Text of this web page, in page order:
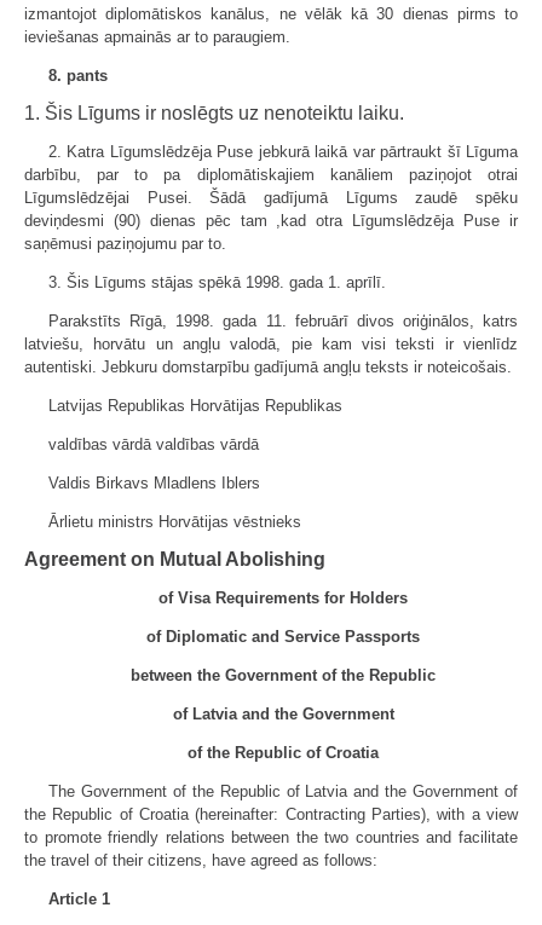
izmantojot diplomātiskos kanālus, ne vēlāk kā 30 dienas pirms to
ieviešanas apmainās ar to paraugiem.
8. pants
1. Šis Līgums ir noslēgts uz nenoteiktu laiku.
2. Katra Līgumslēdzēja Puse jebkurā laikā var pārtraukt šī Līguma
darbību, par to pa diplomātiskajiem kanāliem paziņojot otrai
Līgumslēdzējai Pusei. Šādā gadījumā Līgums zaudē spēku
deviņdesmi (90) dienas pēc tam ,kad otra Līgumslēdzēja Puse ir
saņēmusi paziņojumu par to.
3. Šis Līgums stājas spēkā 1998. gada 1. aprīlī.
Parakstīts Rīgā, 1998. gada 11. februārī divos oriģinālos, katrs
latviešu, horvātu un angļu valodā, pie kam visi teksti ir vienlīdz
autentiski. Jebkuru domstarpību gadījumā angļu teksts ir noteicošais.
Latvijas Republikas Horvātijas Republikas
valdības vārdā valdības vārdā
Valdis Birkavs Mladlens Iblers
Ārlietu ministrs Horvātijas vēstnieks
Agreement on Mutual Abolishing
of Visa Requirements for Holders
of Diplomatic and Service Passports
between the Government of the Republic
of Latvia and the Government
of the Republic of Croatia
The Government of the Republic of Latvia and the Government of
the Republic of Croatia (hereinafter: Contracting Parties), with a view
to promote friendly relations between the two countries and facilitate
the travel of their citizens, have agreed as follows:
Article 1